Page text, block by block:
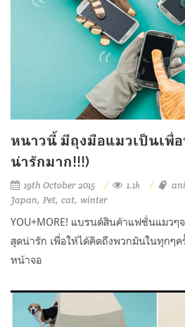
หนาวนี้ มีถุงมือแมวเป็นเพื่
น่ารักมาก!!!)
19th October 2015 1.1k
Japan Pet cat winter
YOU+MORE! แบรนด์สินค้าแฟชั่นแมว
สุดน่ารัก เพื่อให้ได้คิดถึงพวกมันในทุกๆ
หน้าจอ